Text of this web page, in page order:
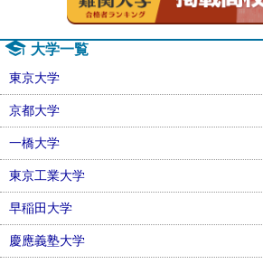
大学一覧
東京大学
京都大学
一橋大学
東京工業大学
早稲田大学
慶應義塾大学